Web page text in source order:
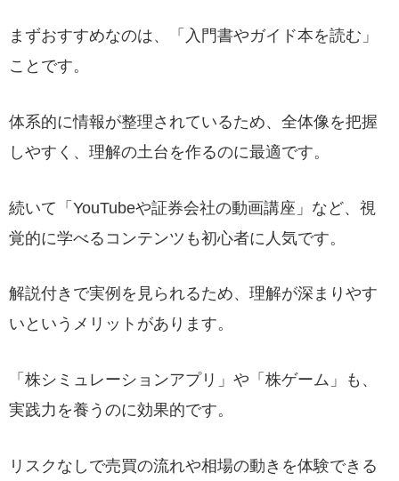
まずおすすめなのは、「入門書やガイド本を読む」
ことです。
体系的に情報が整理されているため、全体像を把握
しやすく、理解の土台を作るのに最適です。
続いて「YouTubeや証券会社の動画講座」など、視
覚的に学べるコンテンツも初心者に人気です。
解説付きで実例を見られるため、理解が深まりやす
いというメリットがあります。
「株シミュレーションアプリ」や「株ゲーム」も、
実践力を養うのに効果的です。
リスクなしで売買の流れや相場の動きを体験できる